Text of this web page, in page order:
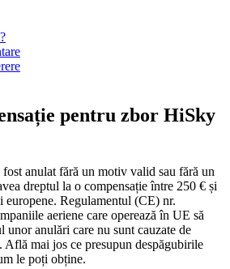
pentru zbor HiSky
anulat fără un motiv valid sau fără un
dreptul la o compensație între 250 € și
Regulamentul (CE) nr.
aeriene care operează în UE să
unor anulări care nu sunt cauzate de
Află mai jos ce presupun despăgubirile
le poți obține.